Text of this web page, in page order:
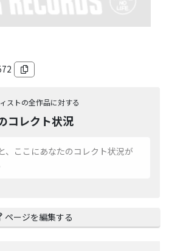
ストの全作品に対する
コレクト状況
、ここにあなたのコレクト状況が
ページを編集する